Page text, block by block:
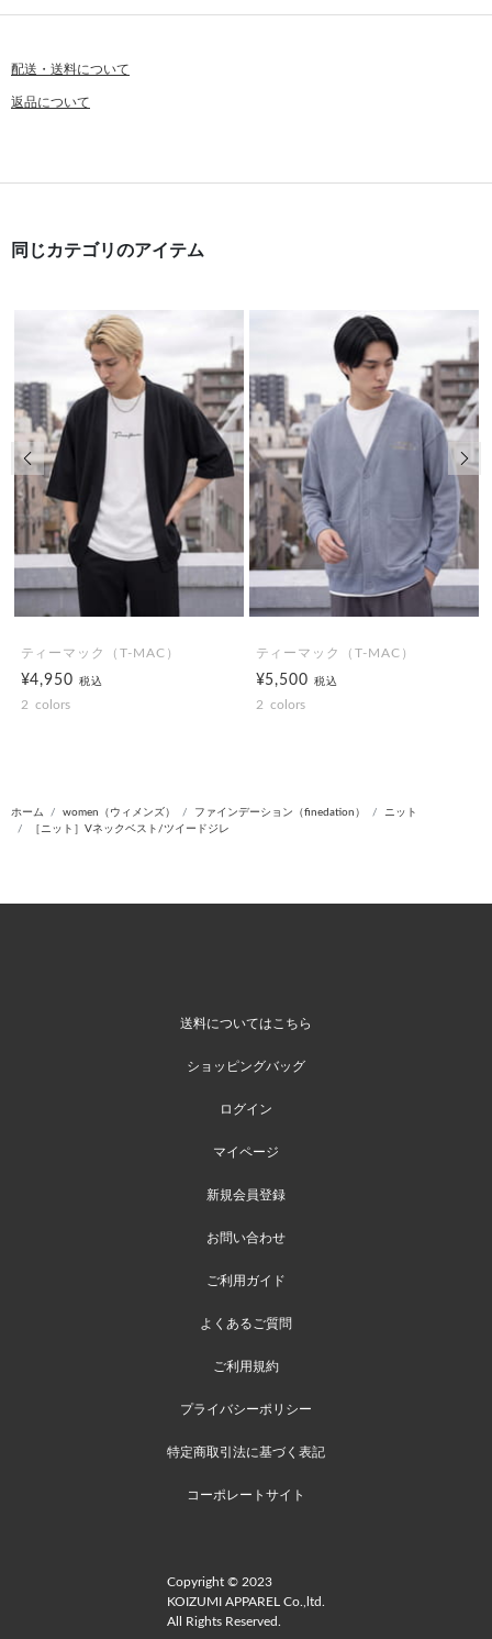
配送・送料について
返品について
同じカテゴリのアイテム
ティーマック（T-MAC）
¥4,950税込
2 colors
ティーマック（T-MAC）
¥5,500税込
2 colors
前の画像 次
ホーム women（ウィメンズ） ファインデーション（finedation）
ニット
［ニット］Vネックベスト/ツイードジレ
送料についてはこちら
ショッピングバッグ
ログイン
マイページ
新規会員登録
お問い合わせ
ご利用ガイド
よくあるご質問
ご利用規約
プライバシーポリシー
特定商取引法に基づく表記
コーポレートサイト
Copyright © 2023
KOIZUMI APPAREL Co.,ltd.
All Rights Reserved.